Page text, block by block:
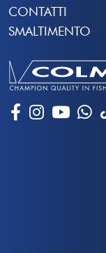
CONTATTI
SMALTIMENTO